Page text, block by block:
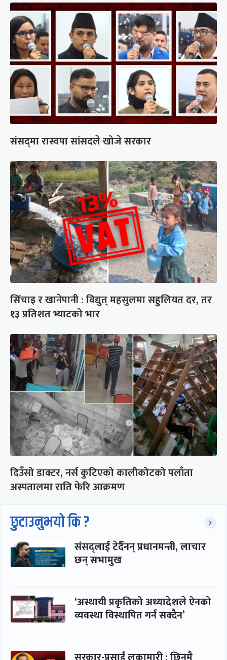
संसद्‍मा रास्वपा सांसदले खोजे सरकार
सिँचाइ र खानेपानी : विद्युत् महसुलमा सहुलियत दर, तर
१३ प्रतिशत भ्याटको भार
दिउँसो डाक्टर, नर्स कुटिएको कालीकोटको पलाँता
अस्पतालमा राति फेरि आक्रमण
छुटाउनुभयो कि ?
संसद्लाई टेर्दैनन् प्रधानमन्त्री, लाचार
छन् सभामुख
‘अस्थायी प्रकृतिको अध्यादेशले ऐनको
व्यवस्था विस्थापित गर्न सक्दैन’